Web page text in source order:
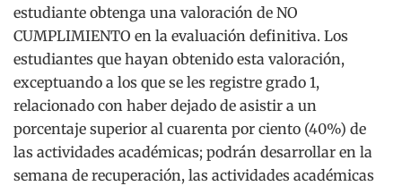
estudiante obtenga una valoración de NO
CUMPLIMIENTO en la evaluación definitiva. Los
estudiantes que hayan obtenido esta valoración,
exceptuando a los que se les registre grado 1,
relacionado con haber dejado de asistir a un
porcentaje superior al cuarenta por ciento (40%) de
las actividades académicas; podrán desarrollar en la
semana de recuperación, las actividades académicas